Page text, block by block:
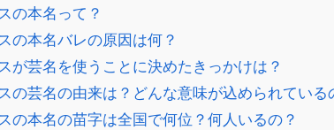
の本名って？
の本名バレの原因は何？
が芸名を使うことに決めたきっかけは？
の芸名の由来は？どんな意味が込められている
の本名の苗字は全国で何位？何人いるの？